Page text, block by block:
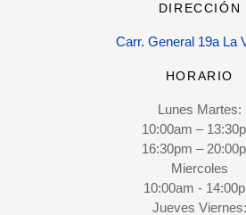
DIRECCIÓN
Carr. General 19a La
HORARIO
Lunes Martes:
10:00am –
16:30pm –
Miercoles
10:00am -
Jueves Viernes: